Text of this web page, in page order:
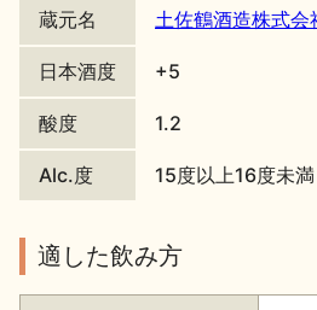
蔵元名 土佐鶴酒造株式会
日本酒度 +5
酸度 1.2
Alc.度 15度以上16度未満
適した飲み方